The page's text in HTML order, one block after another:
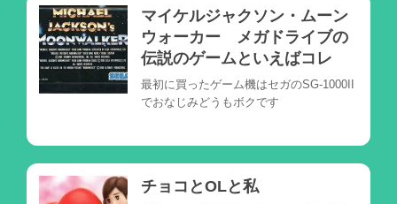
マイケルジャクソン・ムーン
ウォーカー メガドライブの
伝説のゲームといえばコレ
最初に買ったゲーム機はセガのSG-1000II
でおなじみどうもボクです
チョコとOLと私